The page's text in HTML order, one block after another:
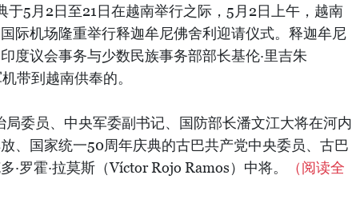
于5月2日至21日在越南举行之际，5月2日上午，越南
际机场隆重举行释迦牟尼佛舍利迎请仪式。释迦牟尼
度议会事务与少数民族事务部部长基伦·里吉朱
带到越南供奉的。
局委员、中央军委副书记、国防部长潘文江大将在河内
、国家统一50周年庆典的古巴共产党中央委员、古巴
·罗霍·拉莫斯（Víctor Rojo Ramos）中将。
（阅读全